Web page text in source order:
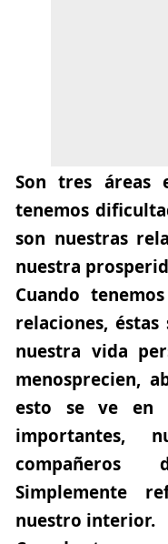
Son tres áreas
tenemos
son nuestras
nuestra
Cuando
relaciones,
nuestra vida
menosprecien,
esto se ve en
importantes,
compañeros
Simplemente
nuestro interior.